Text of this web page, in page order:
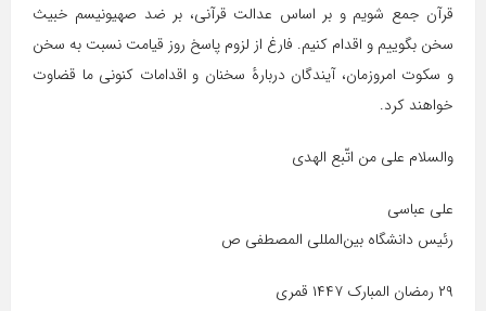
قرآن جمع شویم و بر اساس عدالت قرآنی، بر ضد صهیونیسم خبیث
سخن بگوییم و اقدام کنیم. فارغ از لزوم پاسخ روز قیامت نسبت به سخن
و سکوت امروزمان، آیندگان دربارهٔ سخنان و اقدامات کنونی ما قضاوت
خواهند کرد.
والسلام علی من اتّبع الهدی
علی عباسی
رئیس دانشگاه بین‌المللی المصطفی ص
۲۹ رمضان المبارک ۱۴۴۷ قمری